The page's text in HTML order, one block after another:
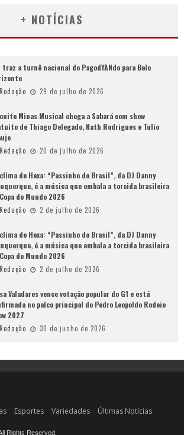
+ NOTÍCIAS
traz a turnê nacional do PagodYANdo para Belo
Redação 29 de julho de 2026
Minas Musical chega a Sabará com show
de Thiago Delegado, Nath Rodrigues e Tulio
Redação 20 de julho de 2026
do Hexa: “Passinho do Brasil”, da DJ Danny
é a música que embala a torcida brasileira
do Mundo 2026
Redação 2 de julho de 2026
do Hexa: “Passinho do Brasil”, da DJ Danny
é a música que embala a torcida brasileira
do Mundo 2026
Redação 2 de julho de 2026
Valadares vence votação popular do G1 e está
no palco principal do Pedro Leopoldo Rodeio
2027
Redação 30 de junho de 2026
Esportes Variedades Últimas Notícias
Rights Reserved.